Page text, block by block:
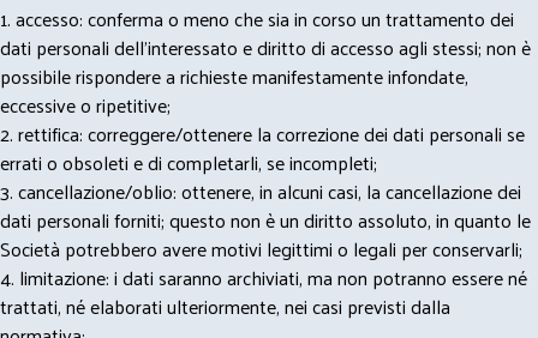
1. accesso: conferma o meno che sia in corso un trattamento dei
dati personali dell’interessato e diritto di accesso agli stessi; non è
possibile rispondere a richieste manifestamente infondate,
eccessive o ripetitive;
2. rettifica: correggere/ottenere la correzione dei dati personali se
errati o obsoleti e di completarli, se incompleti;
3. cancellazione/oblio: ottenere, in alcuni casi, la cancellazione dei
dati personali forniti; questo non è un diritto assoluto, in quanto le
Società potrebbero avere motivi legittimi o legali per conservarli;
4. limitazione: i dati saranno archiviati, ma non potranno essere né
trattati, né elaborati ulteriormente, nei casi previsti dalla